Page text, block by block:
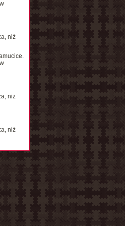
niż
niż
niż